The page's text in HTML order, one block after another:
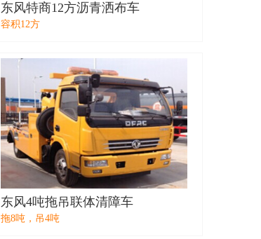
东风特商12方沥青洒布车
容积12方
东风4吨拖吊联体清障车
拖8吨，吊4吨